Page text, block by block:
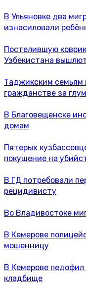
В Ульяновке два
изнасиловали
Постелившую
Узбекистана
Таджикским семьям
гражданстве за
В Благовещенске
домам
Пятерых
покушение на
В ГД потребовали
рецидивисту
Во Владивостоке
В Кемерове
мошенницу
В Кемерове
кладбище